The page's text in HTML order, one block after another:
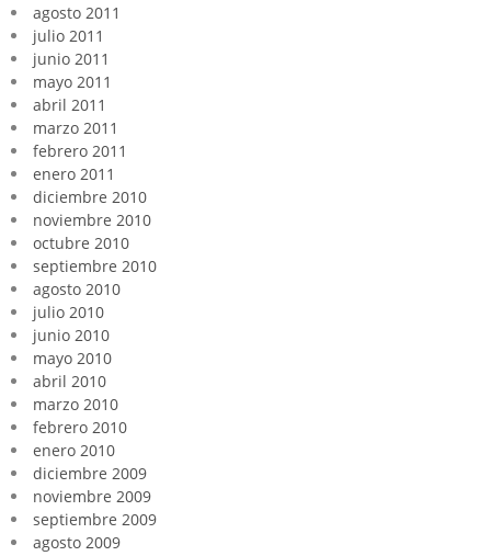
agosto 2011
julio 2011
junio 2011
mayo 2011
abril 2011
marzo 2011
febrero 2011
enero 2011
diciembre 2010
noviembre 2010
octubre 2010
septiembre 2010
agosto 2010
julio 2010
junio 2010
mayo 2010
abril 2010
marzo 2010
febrero 2010
enero 2010
diciembre 2009
noviembre 2009
septiembre 2009
agosto 2009